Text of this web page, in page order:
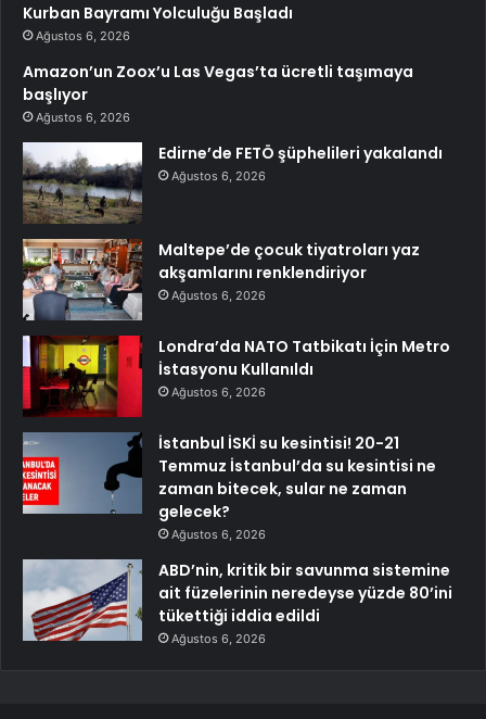
Kurban Bayramı Yolculuğu Başladı
Ağustos 6, 2026
Amazon’un Zoox’u Las Vegas’ta ücretli taşımaya
başlıyor
Ağustos 6, 2026
Edirne’de FETÖ şüphelileri yakalandı
Ağustos 6, 2026
Maltepe’de çocuk tiyatroları yaz
akşamlarını renklendiriyor
Ağustos 6, 2026
Londra’da NATO Tatbikatı İçin Metro
İstasyonu Kullanıldı
Ağustos 6, 2026
İstanbul İSKİ su kesintisi! 20-21
Temmuz İstanbul’da su kesintisi ne
zaman bitecek, sular ne zaman
gelecek?
Ağustos 6, 2026
ABD’nin, kritik bir savunma sistemine
ait füzelerinin neredeyse yüzde 80’ini
tükettiği iddia edildi
Ağustos 6, 2026